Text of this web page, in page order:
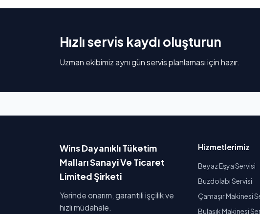
Hızlı servis kaydı oluşturun
Uzman ekibimiz aynı gün servis planlaması için hazır.
Wins Dayanıklı Tüketim
Malları Sanayi Ve Ticaret
Limited Şirketi
Yerinde onarım, garantili işçilik ve
hızlı müdahale.
Hizmetlerimiz
Beyaz Eşya Servisi
Buzdolabı Servisi
Çamaşır Makinesi
Bulaşık Makinesi